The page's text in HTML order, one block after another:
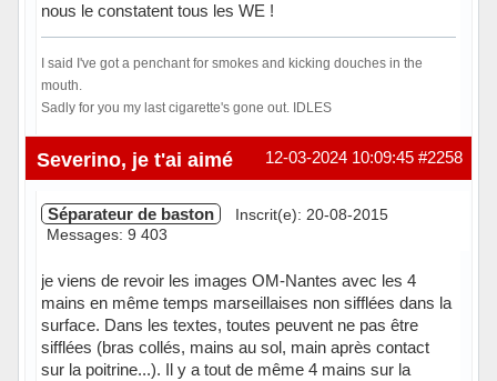
nous le constatent tous les WE !
I said I've got a penchant for smokes and kicking douches in the
mouth.
Sadly for you my last cigarette's gone out. IDLES
Hors ligne #2258
12-03-2024 10:09:45
Severino, je t'ai aimé
Séparateur de baston
Inscrit(e): 20-08-2015
Messages: 9 403
je viens de revoir les images OM-Nantes avec les 4
mains en même temps marseillaises non sifflées dans la
surface. Dans les textes, toutes peuvent ne pas être
sifflées (bras collés, mains au sol, main après contact
sur la poitrine...). Il y a tout de même 4 mains sur la